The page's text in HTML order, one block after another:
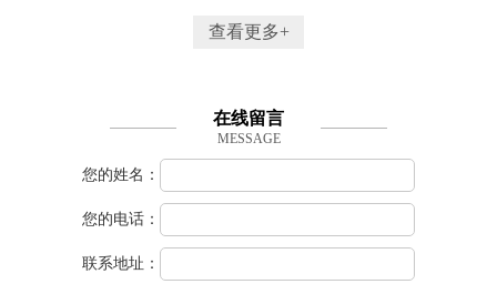
查看更多+
在线留言
MESSAGE
您的姓名：
您的电话：
联系地址：